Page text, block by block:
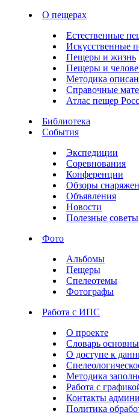
О пещерах
Естественные
Искусственные
Пещеры и жизнь
Пещеры и
Методика
Справочные
Атлас пещер
Библиотека
События
Экспедиции
Соревнования
Конференции
Обзоры
Объявления
Новости
Полезные советы
Фото
Альбомы
Пещеры
Спелеотемы
Фотографы
Работа с ИПС
О проекте
Словарь
О доступе к
Методика
Работа с
Контакты
Политика